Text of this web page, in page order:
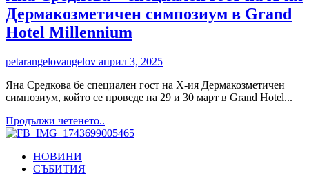
„Маса
за
един“
–
какво
казва
с
песен?
Дермакозметичен симпозиум в Grand
Hotel Millennium
petarangelovangelov април 3, 2025
Яна Средкова бе специален гост на X-ия Дермакозметичен
симпозиум, който се проведе на 29 и 30 март в Grand Hotel...
Продължи четенето..
more
НОВИНИ
СЪБИТИЯ